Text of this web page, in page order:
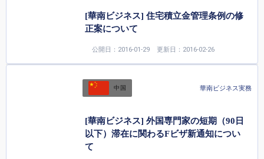
[華南ビジネス] 住宅積立金管理条例の修
正案について
公開日：2016-01-29 更新日：2016-02-26
中国 華南ビジネス実務
[華南ビジネス] 外国専門家の短期（90日
以下）滞在に関わるFビザ新通知につい
て